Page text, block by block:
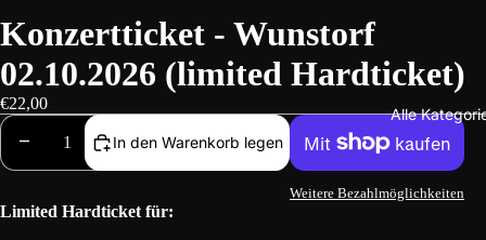
Alle
Konzertticket - Wunstorf
02.10.2026 (limited Hardticket)
€22,00
In den Warenkorb legen
Weitere Bezahlmöglichkeiten
Limited Hardticket für: